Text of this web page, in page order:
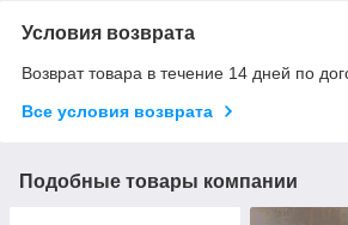
Условия возврата
Возврат товара в течение 14 дней по
Все условия возврата
Подобные товары компании